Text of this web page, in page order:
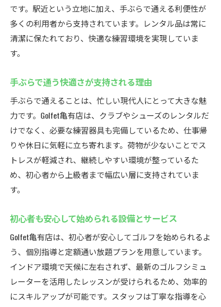
仕事帰りにも通いやすいお得なプランをご
紹介
Golfet亀有ならではの特典付き通い放題制度
スクール
Golfet亀有店で体感できる先進ゴルフ練習設
備
映像解析を活用したインドアゴルフスクー
ルの魅力
快適な室内環境で集中できるゴルフ練習
初心者から上級者まで満足の最新設備が充
駅近で便利！Golfet亀有店を徹底紹介
亀有駅徒歩2分のインドアゴルフスクールの
利便性
駅近で手ぶら通学が叶うGolfet亀有の魅力
です。駅近という立地に加え、手ぶらで通える利便性が
多くの利用者から支持されています。レンタル品は常に
清潔に保たれており、快適な練習環境を実現していま
す。
手ぶらで通う快適さが支持される理由
手ぶらで通えることは、忙しい現代人にとって大きな魅
力です。Golfet亀有店は、クラブやシューズのレンタルだ
けでなく、必要な練習器具も完備しているため、仕事帰
りや休日に気軽に立ち寄れます。荷物が少ないことでス
トレスが軽減され、継続しやすい環境が整っているた
め、初心者から上級者まで幅広い層に支持されていま
す。
初心者も安心して始められる設備とサービス
Golfet亀有店は、初心者が安心してゴルフを始められるよ
う、個別指導と定額通い放題プランを用意しています。
インドア環境で天候に左右されず、最新のゴルフシミュ
レーターを活用したレッスンが受けられるため、効率的
にスキルアップが可能です。スタッフは丁寧な指導を心